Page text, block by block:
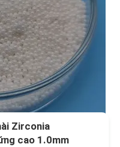
Zirconia
cao 1.0mm